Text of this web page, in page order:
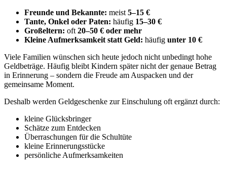
Freunde und Bekannte: meist 5–15 €
Tante, Onkel oder Paten: häufig 15–30 €
Großeltern: oft 20–50 € oder mehr
Kleine Aufmerksamkeit statt Geld: häufig unter 10 €
Viele Familien wünschen sich heute jedoch nicht unbedingt hohe
Geldbeträge. Häufig bleibt Kindern später nicht der genaue Betrag
in Erinnerung – sondern die Freude am Auspacken und der
gemeinsame Moment.
Deshalb werden Geldgeschenke zur Einschulung oft ergänzt durch:
kleine Glücksbringer
Schätze zum Entdecken
Überraschungen für die Schultüte
kleine Erinnerungsstücke
persönliche Aufmerksamkeiten